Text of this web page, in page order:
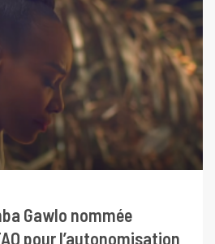
Gawlo nommée
pour l’autonomisation